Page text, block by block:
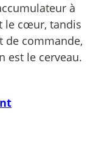
à
le cœur, tandis
de commande,
est le cerveau.